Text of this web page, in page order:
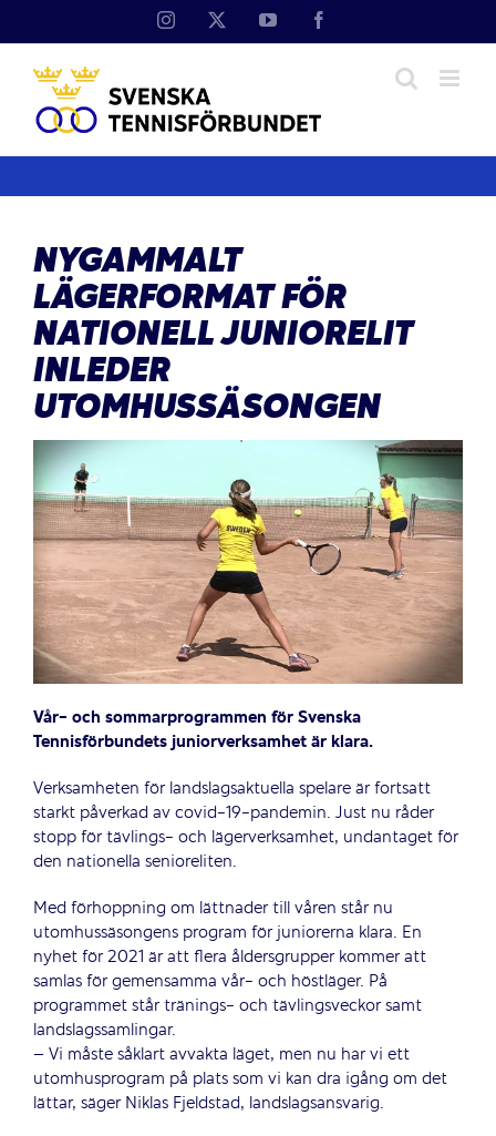
Instagram YouTube
NYGAMMALT
LÄGERFORMAT FÖR
NATIONELL JUNIORELIT
INLEDER
UTOMHUSSÄSONGEN
Vår- och sommarprogrammen för Svenska
Tennisförbundets juniorverksamhet är klara.
Verksamheten för landslagsaktuella spelare är fortsatt
starkt påverkad av covid-19-pandemin. Just nu råder
stopp för tävlings- och lägerverksamhet, undantaget för
den nationella senioreliten.
Med förhoppning om lättnader till våren står nu
utomhussäsongens program för juniorerna klara. En
nyhet för 2021 är att flera åldersgrupper kommer att
samlas för gemensamma vår- och höstläger. På
programmet står tränings- och tävlingsveckor samt
landslagssamlingar.
– Vi måste såklart avvakta läget, men nu har vi ett
utomhusprogram på plats som vi kan dra igång om det
lättar, säger Niklas Fjeldstad, landslagsansvarig.